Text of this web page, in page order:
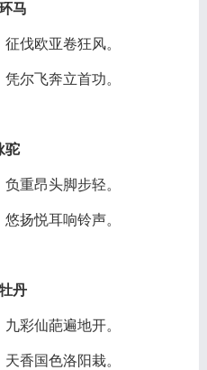
马
伐欧亚卷狂风。
尔飞奔立首功。
驼
重昂头脚步轻。
扬悦耳响铃声。
丹
彩仙葩遍地开。
香国色洛阳栽。